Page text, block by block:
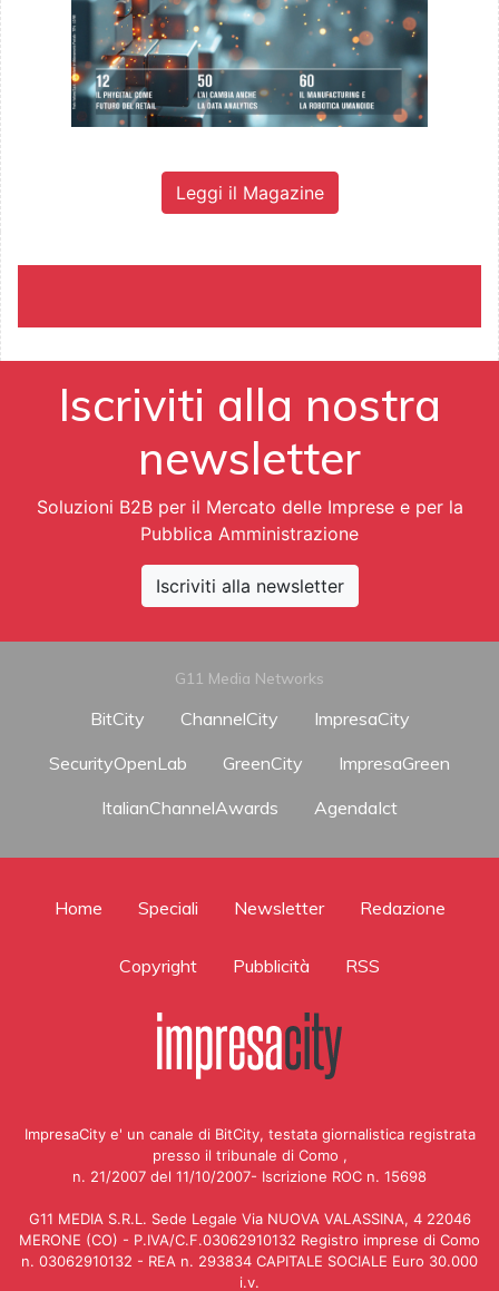
Leggi il Magazine
Iscriviti alla nostra
newsletter
Soluzioni B2B per il Mercato delle Imprese e per la
Pubblica Amministrazione
Iscriviti alla newsletter
G11 Media Networks
BitCity ChannelCity
ImpresaCity
SecurityOpenLab
GreenCity
ImpresaGreen
ItalianChannelAwards
AgendaIct
Home Speciali Newsletter Redazione
Copyright Pubblicità RSS
ImpresaCity e' un canale di BitCity, testata giornalistica registrata
presso il tribunale di Como ,
n. 21/2007 del 11/10/2007- Iscrizione ROC n. 15698
G11 MEDIA S.R.L. Sede Legale Via NUOVA VALASSINA, 4 22046
MERONE (CO) - P.IVA/C.F.03062910132 Registro imprese di Como
n. 03062910132 - REA n. 293834 CAPITALE SOCIALE Euro 30.000
i.v.